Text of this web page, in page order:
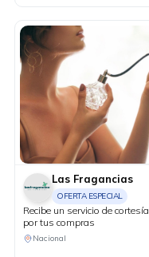
Las Fragancias
OFERTA ESPECIAL
Recibe un servicio de cortesía
por tus compras
Nacional